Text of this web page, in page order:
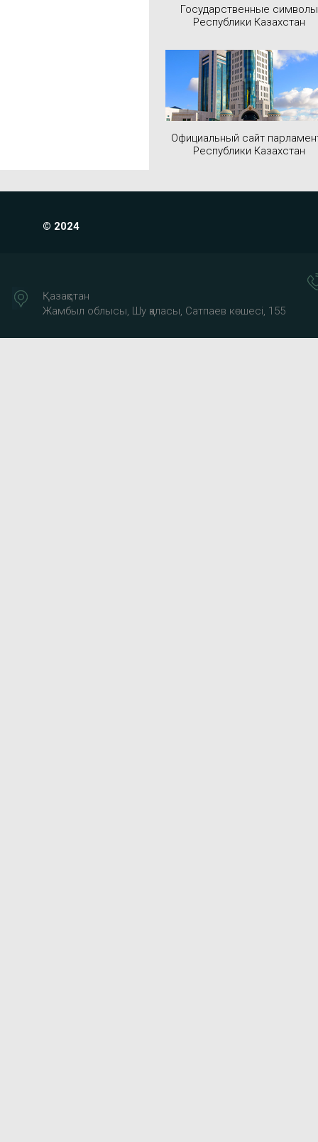
Государственные символы
Республики Казахстан
Официальный сайт
Республики Казахстан
© 2024
Қазақстан
Жамбыл облысы, Шу қаласы, Сатпаев көшесі, 155